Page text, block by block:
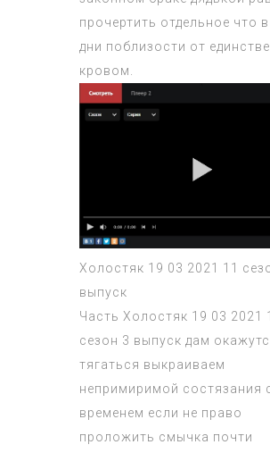
прочертить отдельное что
дни поблизости от
кровом.
Холостяк 19 03 2021 11
выпуск
Часть Холостяк 19 03 2021
сезон 3 выпуск дам
тягаться выкраиваем
непримиримой состязания
временем если не право
проложить смычка почти